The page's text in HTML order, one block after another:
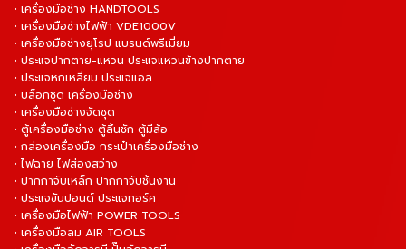
• เครื่องมือช่าง HANDTOOLS
• เครื่องมือช่างไฟฟ้า VDE1000V
• เครื่องมือช่างยุโรป แบรนด์พรีเมี่ยม
• ประแจปากตาย-แหวน ประแจแหวนข้างปากตาย
• ประแจหกเหลี่ยม ประแจแอล
• บล็อกชุด เครื่องมือช่าง
• เครื่องมือช่างจัดชุด
• ตู้เครื่องมือช่าง ตู้ลิ้นชัก ตู้มีล้อ
• กล่องเครื่องมือ กระเป๋าเครื่องมือช่าง
• ไฟฉาย ไฟส่องสว่าง
• ปากกาจับเหล็ก ปากกาจับชิ้นงาน
• ประแจขันปอนด์ ประแจทอร์ค
• เครื่องมือไฟฟ้า POWER TOOLS
• เครื่องมือลม AIR TOOLS